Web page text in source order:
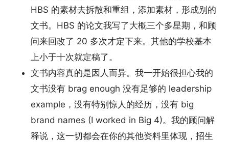
HBS 的素材去拆散和重组，添加素材，形成别的
文书。HBS 的论文我写了大概三个多星期，和顾
问来回改了 20 多次才定下来。其他的学校基本
上小于十次就定稿了。
文书内容真的是因人而异。我一开始很担心我的
文书没有 brag enough 没有足够的 leadership
example，没有特别惊人的经历，没有 big
brand names (I worked in Big 4)。我的顾问解
释说，这一切都会在你的其他资料里体现，招生